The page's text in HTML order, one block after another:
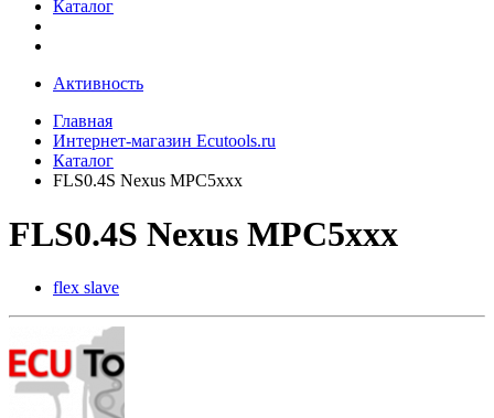
Каталог
Активность
Главная
Интернет-магазин Ecutools.ru
Каталог
FLS0.4S Nexus MPC5xxx
FLS0.4S Nexus MPC5xxx
flex slave